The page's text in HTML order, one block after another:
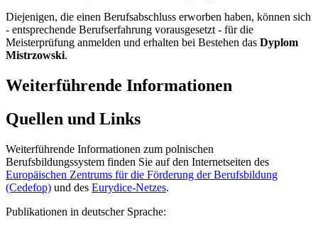
Diejenigen, die einen Berufsabschluss erworben haben, können sich
- entsprechende Berufserfahrung vorausgesetzt - für die
Meisterprüfung anmelden und erhalten bei Bestehen das Dyplom
Mistrzowski.
Weiterführende Informationen
Quellen und Links
Weiterführende Informationen zum polnischen
Berufsbildungssystem finden Sie auf den Internetseiten des
Europäischen Zentrums für die Förderung der Berufsbildung
(Cedefop) und des Eurydice-Netzes.
Publikationen in deutscher Sprache: